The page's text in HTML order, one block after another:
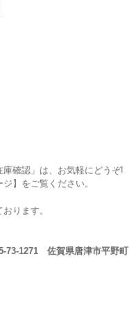
確認」は、お気軽にどうぞ!
】をご覧ください。
ります。
73-1271 佐賀県唐津市平野町